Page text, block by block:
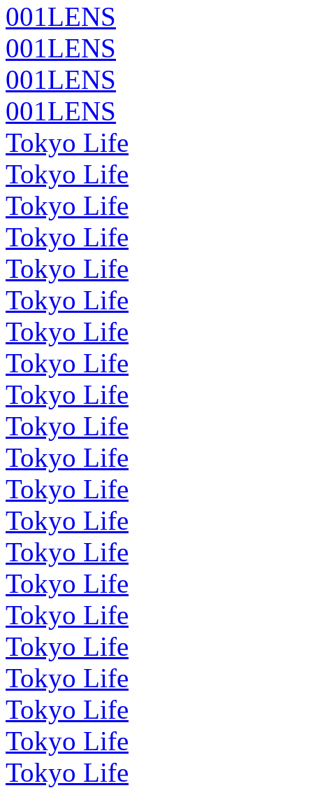
001LENS
001LENS
001LENS
001LENS
Tokyo Life
Tokyo Life
Tokyo Life
Tokyo Life
Tokyo Life
Tokyo Life
Tokyo Life
Tokyo Life
Tokyo Life
Tokyo Life
Tokyo Life
Tokyo Life
Tokyo Life
Tokyo Life
Tokyo Life
Tokyo Life
Tokyo Life
Tokyo Life
Tokyo Life
Tokyo Life
Tokyo Life